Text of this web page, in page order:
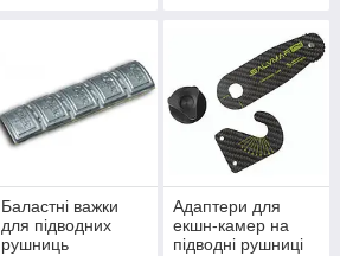
Баластні важки
для підводних
рушниць
Адаптери для
екшн-камер на
підводні рушниці